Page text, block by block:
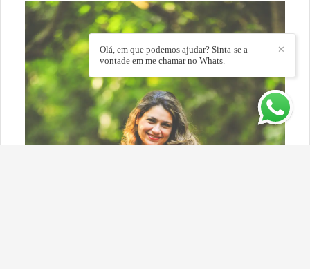
✕
Olá, em que podemos ajudar? Sinta-se a
vontade em me chamar no Whats.